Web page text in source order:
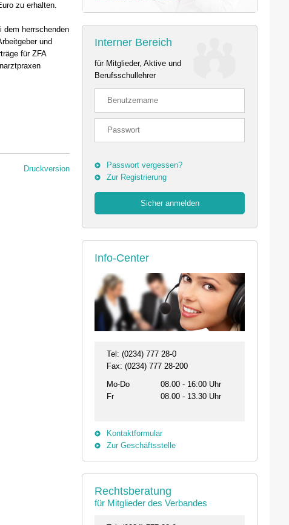
zu erhalten.
dem herrschenden
und
für ZFA
Druckversion
Interner Bereich
für Mitglieder, Aktive und
Berufsschullehrer
Passwort vergessen?
Zur Registrierung
Info-Center
Tel: (0234) 777 28-0
Fax: (0234) 777 28-200
Mo-Do
08.00 - 16:00 Uhr
Fr
08.00 - 13.30 Uhr
Kontaktformular
Zur Geschäftsstelle
Rechtsberatung
für Mitglieder des Verbandes